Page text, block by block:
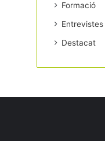
Formació
Entrevistes
Destacat